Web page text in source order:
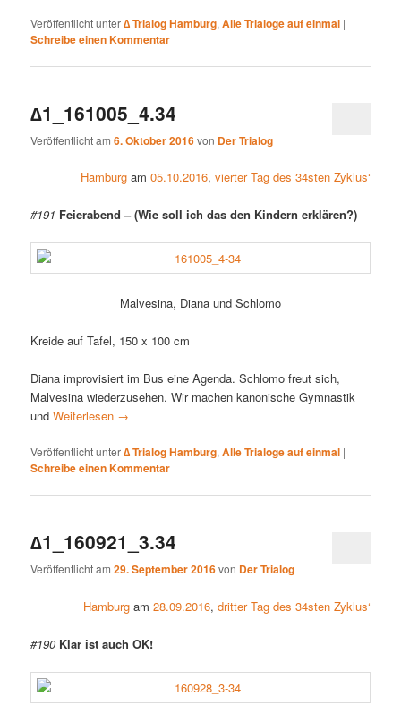
Veröffentlicht unter∆ Trialog Hamburg,Alle Trialoge auf einmal |
Schreibe einen Kommentar
∆1_161005_4.34
Veröffentlicht am6. Oktober 2016von Der Trialog
Hamburgam 05.10.2016, vierter Tag des 34sten Zyklus‘
#191 Feierabend – (Wie soll ich das den Kindern erklären?)
Malvesina, Diana und Schlomo
Kreide auf Tafel, 150 x 100 cm
Diana improvisiert im Bus eine Agenda. Schlomo freut sich,
Malvesina wiederzusehen. Wir machen kanonische Gymnastik
undWeiterlesen →
Veröffentlicht unter∆ Trialog Hamburg,Alle Trialoge auf einmal |
Schreibe einen Kommentar
∆1_160921_3.34
Veröffentlicht am29. September 2016von Der Trialog
Hamburgam 28.09.2016, dritter Tag des 34sten Zyklus‘
#190 Klar ist auch OK!